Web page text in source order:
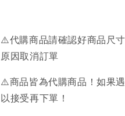
⚠️代購商品請確認好商品尺
原因取消訂單
⚠️商品皆為代購商品！如果
以接受再下單！